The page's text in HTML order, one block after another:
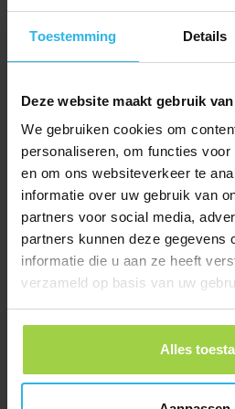
Toestemming Details
Deze website maakt gebruik
We gebruiken cookies om
personaliseren, om functies
en om ons websiteverkeer te
informatie over uw gebruik van
partners voor social media,
partners kunnen deze gegevens
informatie die u aan ze heeft
verzameld op basis van uw
Alles